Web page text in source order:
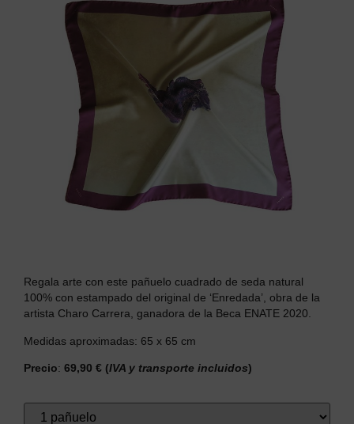
Regala arte con este pañuelo cuadrado de seda natural
100% con estampado del original de ‘Enredada’, obra de la
artista Charo Carrera, ganadora de la Beca ENATE 2020.
Medidas aproximadas: 65 x 65 cm
Precio: 69,90 € (IVA y transporte incluidos)